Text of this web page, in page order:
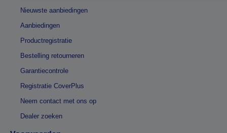
Nieuwste aanbiedingen
Aanbiedingen
Productregistratie
Bestelling retourneren
Garantiecontrole
Registratie CoverPlus
Neem contact met ons op
Dealer zoeken